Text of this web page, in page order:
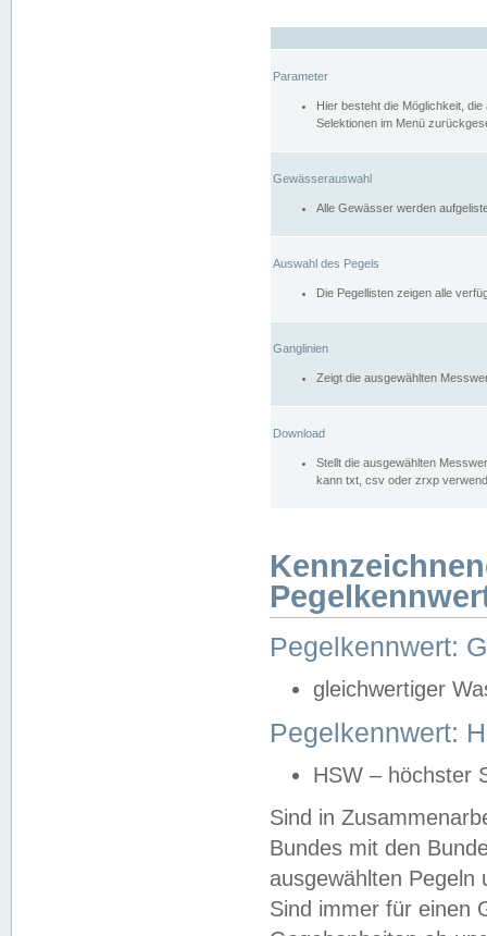
Parameter
Hier besteht die Möglichkeit,
Selektionen im Menü
Gewässerauswahl
Alle Gewässer werden
Auswahl des Pegels
Die Pegellisten zeigen alle
Ganglinien
Zeigt die ausgewählten
Download
Stellt die ausgewählten
kann txt, csv oder zrxp
Pegelkennwert:
gleichwertiger
Pegelkennwert:
HSW – höchster
Sind in
Bundes mit den
ausgewählten
Sind immer für einen